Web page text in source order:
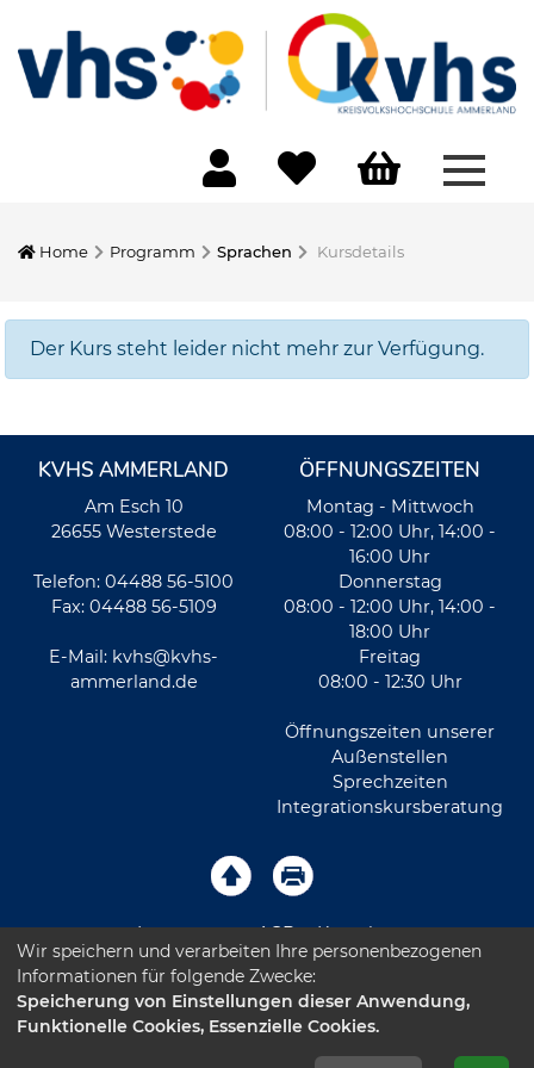
Home Programm Sprachen Kursdetails
Der Kurs steht leider nicht mehr zur Verfügung.
KVHS AMMERLAND
Am Esch 10
26655 Westerstede
Telefon: 04488 56-5100
Fax: 04488 56-5109
E-Mail: kvhs@kvhs-
ammerland.de
ÖFFNUNGSZEITEN
Montag - Mittwoch
08:00 - 12:00 Uhr, 14:00 -
16:00 Uhr
Donnerstag
08:00 - 12:00 Uhr, 14:00 -
18:00 Uhr
Freitag
08:00 - 12:30 Uhr
Öffnungszeiten unserer
Außenstellen
Sprechzeiten
Integrationskursberatung
Impressum AGB Kontakt
Sitemap Datenschutz Leichte Sprache
Barrierefreiheitserklärung
Wir speichern und verarbeiten Ihre personenbezogenen
Informationen für folgende Zwecke:
Speicherung von Einstellungen dieser Anwendung,
Funktionelle Cookies, Essenzielle Cookies.